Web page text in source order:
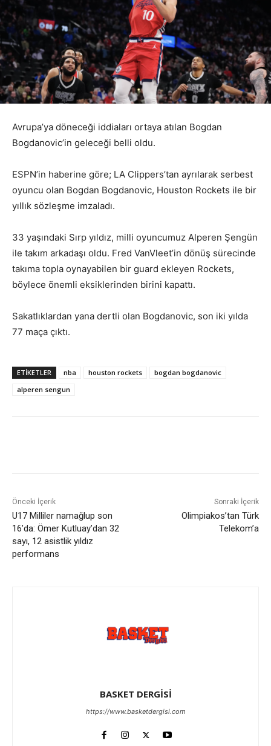
Avrupa’ya döneceği iddiaları ortaya atılan Bogdan
Bogdanovic’in geleceği belli oldu.
ESPN’in haberine göre; LA Clippers’tan ayrılarak serbest
oyuncu olan Bogdan Bogdanovic, Houston Rockets ile bir
yıllık sözleşme imzaladı.
33 yaşındaki Sırp yıldız, milli oyuncumuz Alperen Şengün
ile takım arkadaşı oldu. Fred VanVleet’in dönüş sürecinde
takıma topla oynayabilen bir guard ekleyen Rockets,
böylece önemli eksiklerinden birini kapattı.
Sakatlıklardan yana dertli olan Bogdanovic, son iki yılda
77 maça çıktı.
ETIKETLER nba houston rockets
bogdan bogdanovic
alperen sengun
Önceki İçerik
U17 Milliler namağlup son
16’da: Ömer Kutluay’dan 32
sayı, 12 asistlik yıldız
performans
Sonraki İçerik
Olimpiakos’tan Türk
Telekom’a
BASKET DERGİSİ
https://www.basketdergisi.com